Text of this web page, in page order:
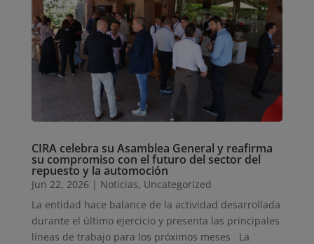
CIRA celebra su Asamblea General y reafirma
su compromiso con el futuro del sector del
repuesto y la automoción
Jun 22, 2026 | Noticias, Uncategorized
La entidad hace balance de la actividad desarrollada
durante el último ejercicio y presenta las principales
líneas de trabajo para los próximos meses La